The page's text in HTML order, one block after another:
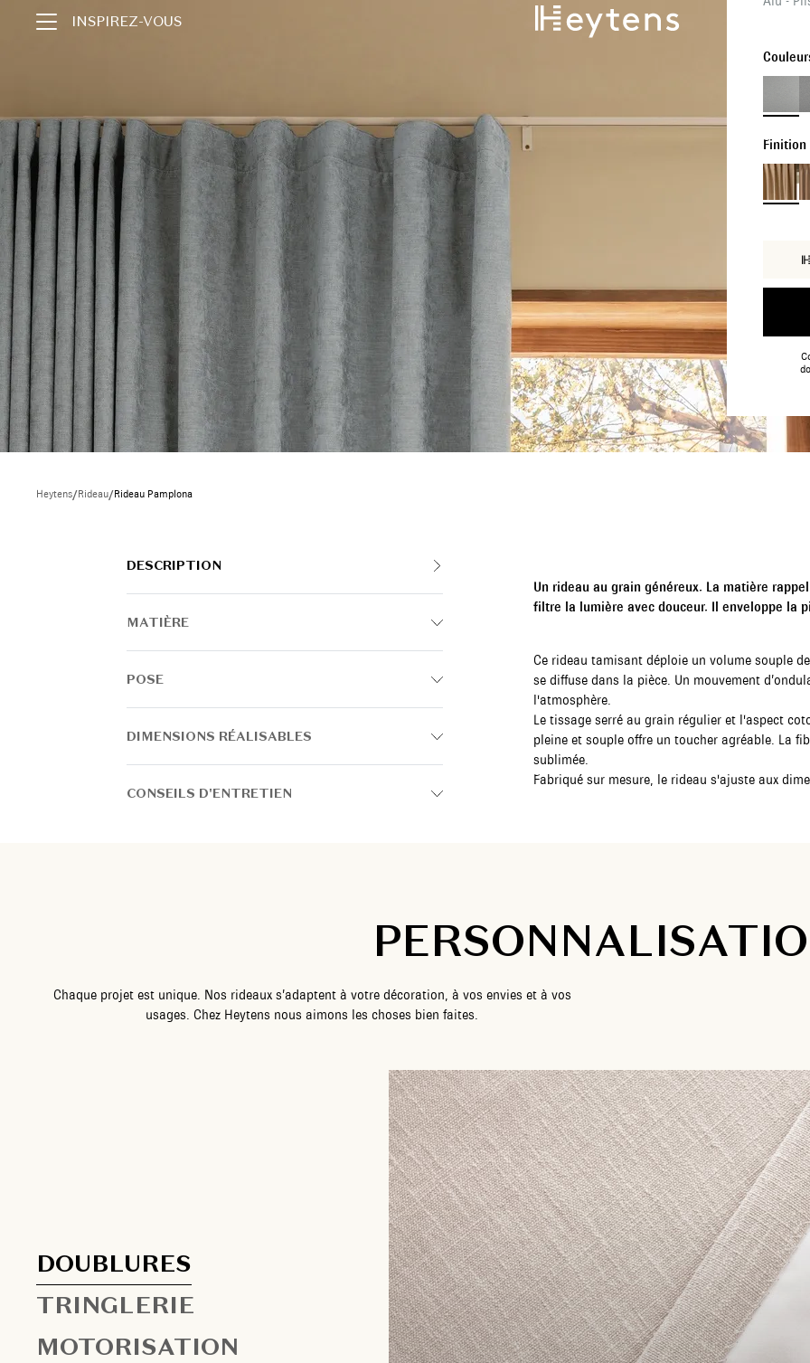
INSPIREZ-VOUS
Heytens/Rideau/Rideau Pamplona
DESCRIPTION
MATIÈRE
POSE
DIMENSIONS RÉALISABLES
CONSEILS D'ENTRETIEN
Un rideau au grain généreux. La matière
filtre la lumière avec douceur. Il enveloppe la
Ce rideau tamisant déploie un volume souple
se diffuse dans la pièce. Un mouvement
l'atmosphère.
Le tissage serré au grain régulier et l'aspect
pleine et souple offre un toucher agréable. La
sublimée.
Fabriqué sur mesure, le rideau s'ajuste aux
Chaque projet est unique. Nos rideaux s’adaptent à votre décoration, à vos envies et à vos
usages. Chez Heytens nous aimons les choses bien faites.
DOUBLURES
TRINGLERIE
MOTORISATION